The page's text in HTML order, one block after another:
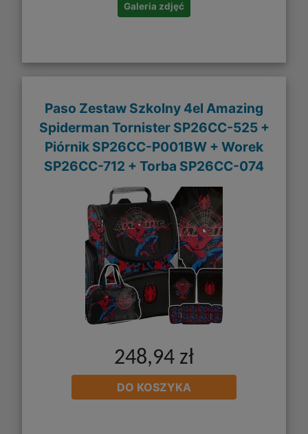
Galeria zdjęć
Paso Zestaw Szkolny 4el Amazing
Spiderman Tornister SP26CC-525 +
Piórnik SP26CC-P001BW + Worek
SP26CC-712 + Torba SP26CC-074
248,94 zł
DO KOSZYKA